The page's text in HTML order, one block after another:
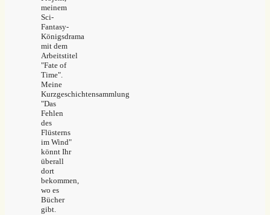
meinem
Sci-
Fantasy-
Königsdrama
mit dem
Arbeitstitel
"Fate of
Time".
Meine
Kurzgeschichtensammlung
"Das
Fehlen
des
Flüsterns
im Wind"
könnt Ihr
überall
dort
bekommen,
wo es
Bücher
gibt.